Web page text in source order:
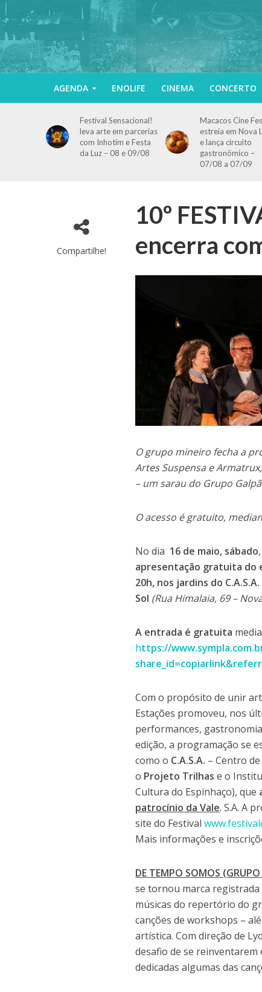
AGENDA ENOLIFE CINEMA CONCERTO
Festival Sensacional!
leva arte em parcerias
com Inhotim e Festa
da Luz – 08 e 09/08
Macacos Cine
estreia em Nova
e lança circuito
gastronômico –
07/08 a 07/09
Compartilhe!
10º
encerra
O grupo mineiro fecha a
Artes Suspensa e
– um sarau do Grupo
O acesso é gratuito,
No dia 16 de maio, sábado
apresentação gratuita do
20h, nos jardins do
Sol (Rua Himalaia, 69 –
A entrada é gratuita
https://
Com o propósito de unir
Estações promoveu, nos
performances,
edição, a programação se
como o C.A.S.A. – Centro
o Projeto Trilhas e o
Cultura do Espinhaço), que
patrocínio da Vale. S.A. A
site do Festival
Mais informações e
DE TEMPO SOMOS
se tornou marca registrada
músicas do repertório do
canções de workshops –
artística. Com direção de
desafio de se reinventarem
dedicadas algumas das